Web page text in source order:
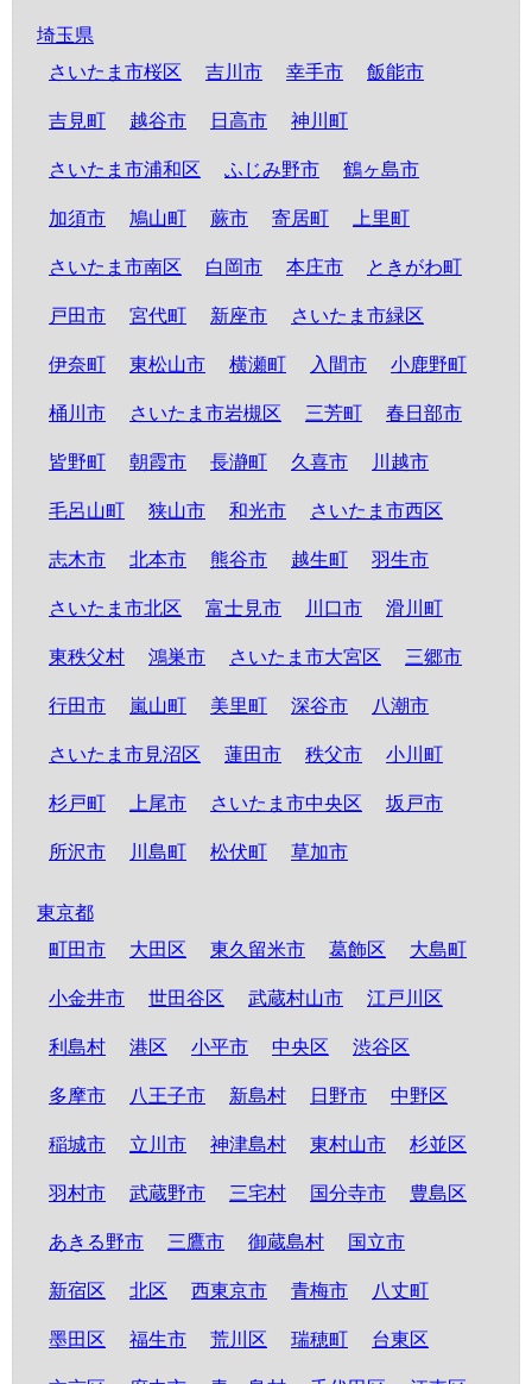
埼玉県
さいたま市桜区
吉川市 幸手市 飯能市
吉見町 越谷市 日高市 神川町
さいたま市浦和区 ふじみ野市 鶴ヶ島市
加須市 鳩山町 蕨市 寄居町 上里町
さいたま市南区 白岡市 本庄市 ときがわ町
戸田市 宮代町 新座市 さいたま市緑区
伊奈町 東松山市 横瀬町 入間市 小鹿野町
桶川市 さいたま市岩槻区 三芳町 春日部市
皆野町 朝霞市 長瀞町 久喜市 川越市
毛呂山町 狭山市 和光市 さいたま市西区
志木市 北本市 熊谷市 越生町 羽生市
さいたま市北区 富士見市 川口市 滑川町
東秩父村 鴻巣市 さいたま市大宮区 三郷市
行田市 嵐山町 美里町 深谷市 八潮市
さいたま市見沼区 蓮田市 秩父市 小川町
杉戸町 上尾市 さいたま市中央区 坂戸市
所沢市 川島町 松伏町 草加市
東京都
町田市
大田区 東久留米市 葛飾区 大島町
小金井市 世田谷区 武蔵村山市 江戸川区
利島村 港区 小平市 中央区 渋谷区
多摩市 八王子市 新島村 日野市 中野区
稲城市 立川市 神津島村 東村山市 杉並区
羽村市 武蔵野市 三宅村 国分寺市 豊島区
あきる野市 三鷹市 御蔵島村 国立市
新宿区 北区 西東京市 青梅市 八丈町
墨田区 福生市 荒川区 瑞穂町 台東区